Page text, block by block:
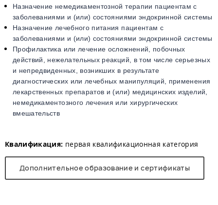
Назначение немедикаментозной терапии пациентам с
заболеваниями и (или) состояниями эндокринной системы
Назначение лечебного питания пациентам с
заболеваниями и (или) состояниями эндокринной системы
Профилактика или лечение осложнений, побочных
действий, нежелательных реакций, в том числе серьезных
и непредвиденных, возникших в результате
диагностических или лечебных манипуляций, применения
лекарственных препаратов и (или) медицинских изделий,
немедикаментозного лечения или хирургических
вмешательств
Квалификация: первая квалификационная категория
Дополнительное образование и сертификаты